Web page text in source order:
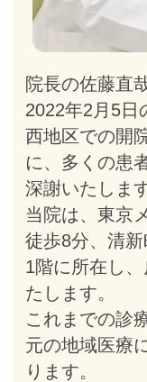
院長の佐藤直
2022年2月5日
西地区での開
に、多くの患
深謝いたします
当院は、東京
徒歩8分、清
1階に所在し
たします。
これまでの診
元の地域医療
ります。